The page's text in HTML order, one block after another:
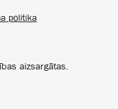
aizsargātas.
politika